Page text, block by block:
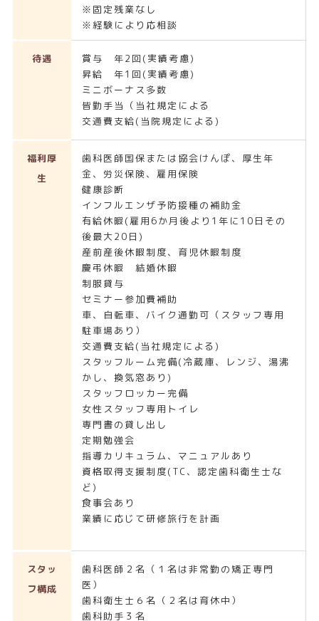
※固定残業なし
※経験により応相談
待遇
賞与 年2回(実績考慮)
昇給 年1回(実績考慮)
ミニボーナス多数
皆勤手当（当社規定による
交通費支給(当院規定による)
福利厚
生
歯科医師国保または協会けんぽ、厚生年
金、労災保険、雇用保険
健康診断
インフルエンザ予防接種の補助金
有給休暇(雇用6か月後より1年に10日その
後最大20日)
産前産後休暇制度、育児休暇制度
慶弔休暇 結婚休暇
制服貸与
セミナー参加費補助
車、自転車、バイク通勤可（スタッフ専用
駐車場あり）
交通費支給(当社規定による)
スタッフルーム完備(冷蔵庫、レンジ、湯沸
かし、換気窓あり)
スタッフロッカー完備
女性スタッフ専用トイレ
専門書の貸し出し
定期勉強会
指導カリキュラム、マニュアルあり
資格取得支援制度(TC、認定歯科衛生士な
ど)
食事会あり
業績に応じて研修旅行を計画
スタッ
フ構成
歯科医師２名（１名は非常勤の矯正専門
医）
歯科衛生士６名（２名は育休中）
歯科助手３名